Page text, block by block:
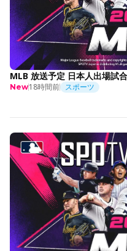
MLB 放送予定 日本人出場試
New18時間前 スポーツ